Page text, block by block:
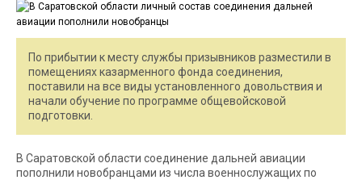
По прибытии к месту службы призывников разместили в
помещениях казарменного фонда соединения,
поставили на все виды установленного довольствия и
начали обучение по программе общевойсковой
подготовки.
В Саратовской области соединение дальней авиации
пополнили новобранцами из числа военнослужащих по